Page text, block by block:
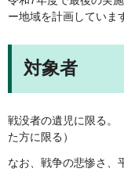
ー地域を計画していま
対象者
戦没者の遺児に限る。
た方に限る）
なお、戦争の悲惨さ、